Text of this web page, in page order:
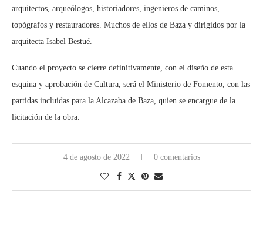
arquitectos, arqueólogos, historiadores, ingenieros de caminos,
topógrafos y restauradores. Muchos de ellos de Baza y dirigidos por la
arquitecta Isabel Bestué.
Cuando el proyecto se cierre definitivamente, con el diseño de esta
esquina y aprobación de Cultura, será el Ministerio de Fomento, con las
partidas incluidas para la Alcazaba de Baza, quien se encargue de la
licitación de la obra.
4 de agosto de 2022 0 comentarios